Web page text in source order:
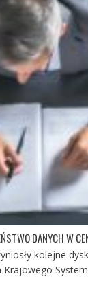
DANYCH W
kolejne